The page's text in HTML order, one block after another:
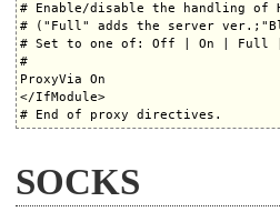
# Enable/disable the handling of
# ("Full" adds the server
# Set to one of: Off | On | Full
#
ProxyVia On
</IfModule>
SOCKS